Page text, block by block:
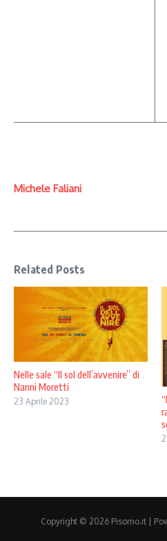
Michele Faliani
Related Posts
Nelle sale “Il sol dell’avvenire” di
Nanni Moretti
23 Aprile 2023
Copyright © 2026 Pisorno.it |